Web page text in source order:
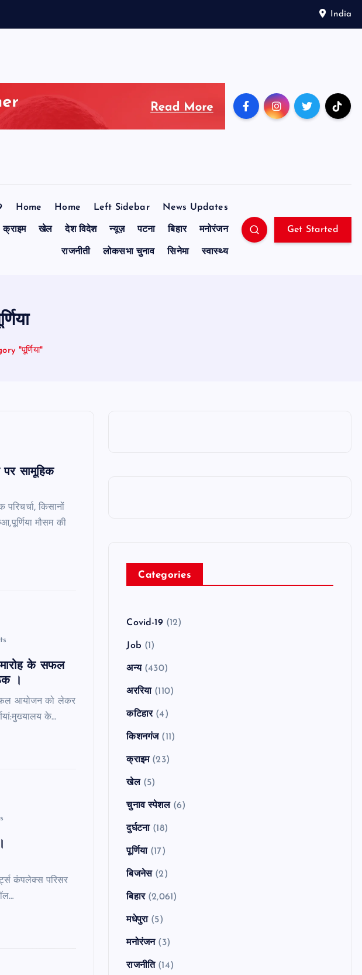
India
Home Home Left Sidebar News Updates
क्राइम खेल देश विदेश न्यूज़ पटना बिहार मनोरंजन
राजनीती लोकसभा चुनाव सिनेमा स्वास्थ्य
Get Started
"पूर्णिया"
पर सामूहिक
किसानों
मौसम की
के सफल
।
आयोजन को लेकर
के…
कंपलेक्स परिसर
Categories
Covid-19(12)
Job (1)
अन्य(430)
अररिया(110)
कटिहार(4)
किशनगंज(11)
क्राइम(23)
खेल(5)
चुनाव स्पेशल(6)
दुर्घटना(18)
पूर्णिया(17)
बिजनेस(2)
बिहार(2,061)
मधेपुरा(5)
मनोरंजन(3)
राजनीति(14)